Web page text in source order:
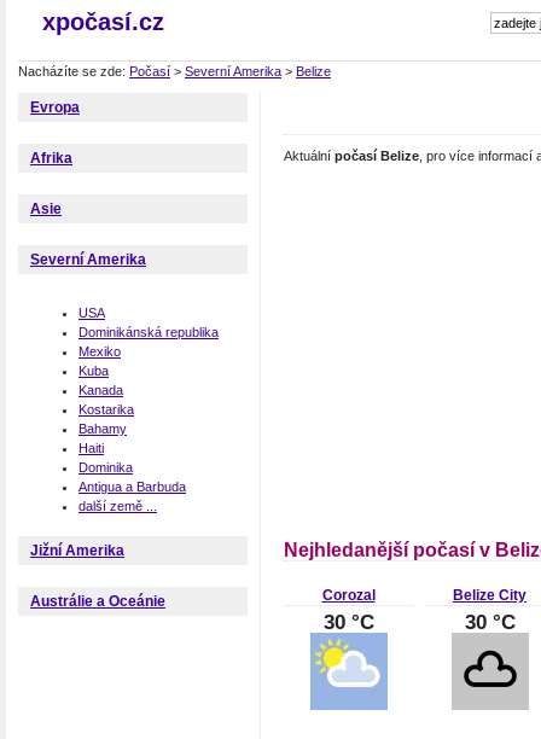
xpočasí.cz
Nacházíte se zde: Počasí > Severní Amerika > Belize
Evropa
Afrika
Asie
Severní Amerika
USA
Dominikánská republika
Mexiko
Kuba
Kanada
Kostarika
Bahamy
Haiti
Dominika
Antigua a Barbuda
další země ...
Jižní Amerika
Austrálie a Oceánie
Aktuální počasí Belize , pro více
Nejhledanější počasí v
Corozal
30 °C
Belize City
30 °C